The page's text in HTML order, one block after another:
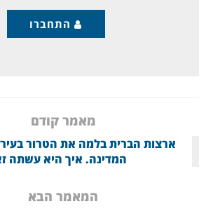
התחברו
מאמר קודם
ארצות הברית בלמה את הטרור
המדינה. איך היא עשתה
המאמר הבא